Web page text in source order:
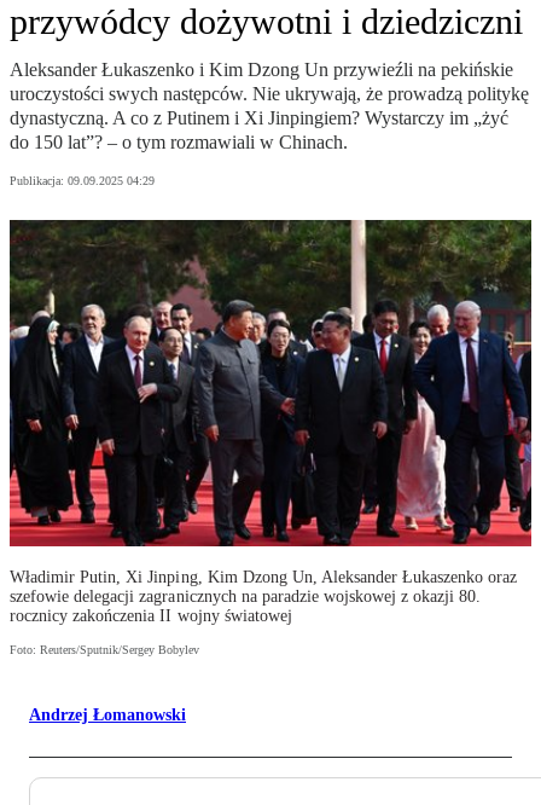
przywódcy dożywotni i dziedziczni
Aleksander Łukaszenko i Kim Dzong Un przywieźli na pekińskie
uroczystości swych następców. Nie ukrywają, że prowadzą politykę
dynastyczną. A co z Putinem i Xi Jinpingiem? Wystarczy im „żyć
do 150 lat”? – o tym rozmawiali w Chinach.
Publikacja: 09.09.2025 04:29
Władimir Putin, Xi Jinping, Kim Dzong Un, Aleksander Łukaszenko oraz
szefowie delegacji zagranicznych na paradzie wojskowej z okazji 80.
rocznicy zakończenia II wojny światowej
Foto: Reuters/Sputnik/Sergey Bobylev
Andrzej Łomanowski